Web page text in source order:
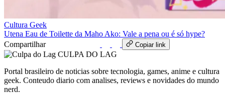
Cultura Geek
Utena Eau de Toilette da Maho Ako: Vale a pena ou é só hype?
Compartilhar
Copiar link
CULPA DO LAG
Portal brasileiro de noticias sobre tecnologia, games, anime e cultura
geek. Conteudo diario com analises, reviews e novidades do mundo
nerd.